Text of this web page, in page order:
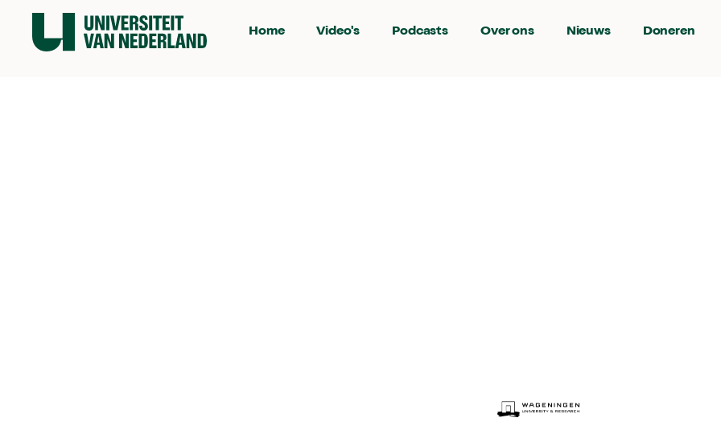
Home Video's Podcasts Over ons Nieuws Doneren